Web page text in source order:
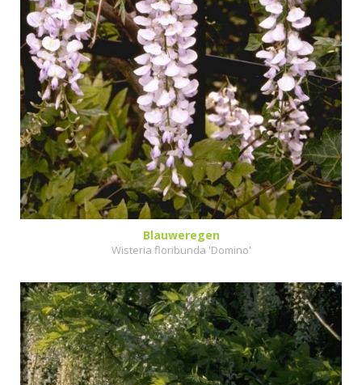
Blauweregen
Wisteria floribunda 'Domino'